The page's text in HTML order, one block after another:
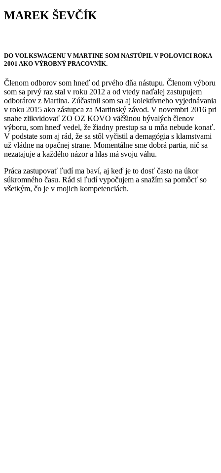
MAREK ŠEVČÍK
DO VOLKSWAGENU V MARTINE SOM NASTÚPIL V POLOVICI ROKA
2001 AKO VÝROBNÝ PRACOVNÍK.
Členom odborov som hneď od prvého dňa nástupu. Členom výboru
som sa prvý raz stal v roku 2012 a od vtedy naďalej zastupujem
odborárov z Martina. Zúčastnil som sa aj kolektívneho vyjednávania
v roku 2015 ako zástupca za Martinský závod. V novembri 2016 pri
snahe zlikvidovať ZO OZ KOVO väčšinou bývalých členov
výboru, som hneď vedel, že žiadny prestup sa u mňa nebude konať.
V podstate som aj rád, že sa stôl vyčistil a demagógia s klamstvami
už vládne na opačnej strane. Momentálne sme dobrá partia, nič sa
nezatajuje a každého názor a hlas má svoju váhu.
Práca zastupovať ľudí ma baví, aj keď je to dosť často na úkor
súkromného času. Rád si ľudí vypočujem a snažím sa pomôcť so
všetkým, čo je v mojich kompetenciách.